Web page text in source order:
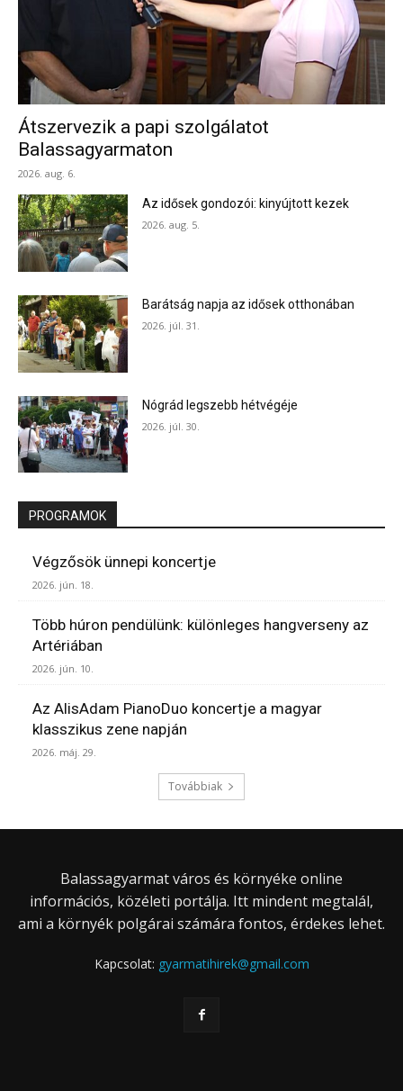
Átszervezik a papi szolgálatot
Balassagyarmaton
2026. aug. 6.
Az idősek gondozói: kinyújtott kezek
2026. aug. 5.
Barátság napja az idősek otthonában
2026. júl. 31.
Nógrád legszebb hétvégéje
2026. júl. 30.
PROGRAMOK
Végzősök ünnepi koncertje
2026. jún. 18.
Több húron pendülünk: különleges hangverseny az
Artériában
2026. jún. 10.
Az AlisAdam PianoDuo koncertje a magyar
klasszikus zene napján
2026. máj. 29.
Továbbiak
Balassagyarmat város és környéke online
információs, közéleti portálja. Itt mindent megtalál,
ami a környék polgárai számára fontos, érdekes lehet.
Kapcsolat: gyarmatihirek@gmail.com